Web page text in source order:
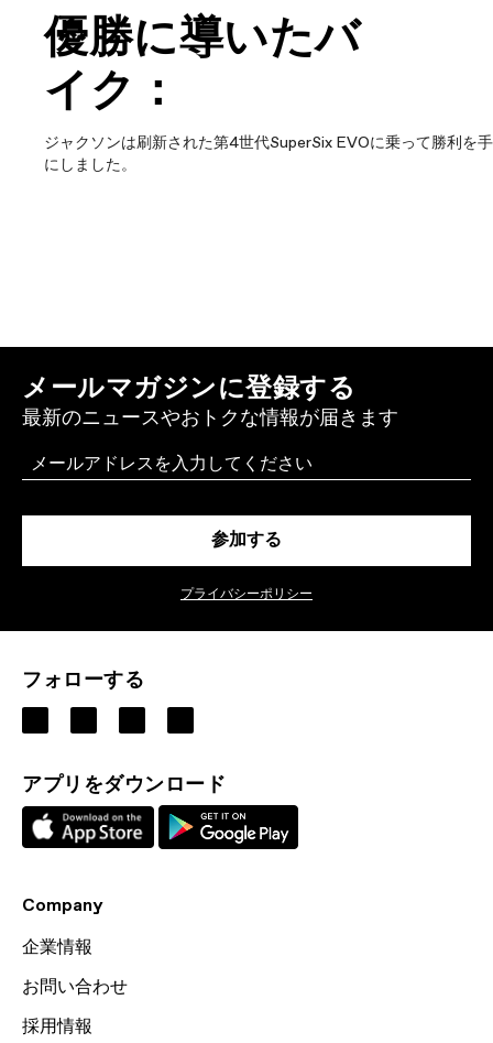
優勝に導いたバ
イク：
ジャクソンは刷新された第4世代SuperSix EVOに乗って勝利を手
にしました。
メールマガジンに登録する
最新のニュースやおトクな情報が届きます
Email
参加する
プライバシーポリシー
フォローする
アプリをダウンロード
Company
企業情報
お問い合わせ
採用情報